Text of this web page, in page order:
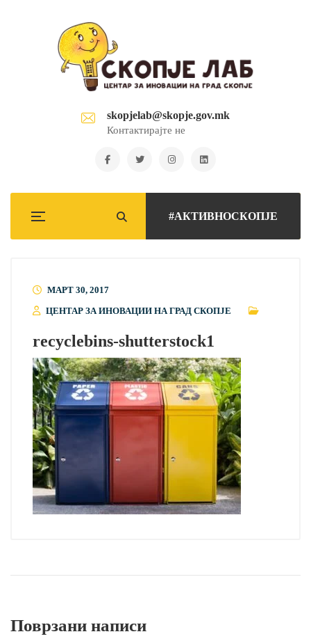
skopjelab@skopje.gov.mk
Контактирајте не
#АКТИВНОСКОПЈЕ
МАРТ 30, 2017
ЦЕНТАР ЗА ИНОВАЦИИ НА ГРАД СКОПЈЕ
recyclebins-shutterstock1
Поврзани написи